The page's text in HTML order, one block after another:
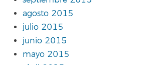
agosto 2015
julio 2015
junio 2015
mayo 2015